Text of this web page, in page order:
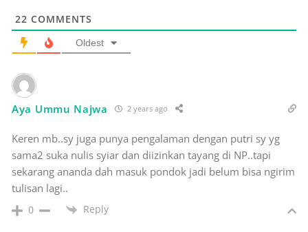
22 COMMENTS
Oldest
Aya Ummu Najwa 2 years ago
Keren mb..sy juga punya pengalaman dengan putri sy yg
sama2 suka nulis syiar dan diizinkan tayang di NP..tapi
sekarang ananda dah masuk pondok jadi belum bisa ngirim
tulisan lagi..
0 Reply